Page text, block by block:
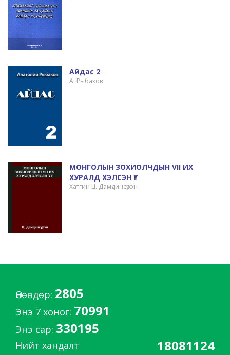
Айдас 2
А. Рыбаков
МОНГОЛЫН ЗОХИОЛЧДЫН VII ИХ
ХУРАЛД ХЭЛСЭН ҮГ
Хатгин Ц. Дамдинсүрэн
Өнөөдөр: 2805
Энэ 7 хоног: 70991
Энэ сар: 330195
Нийт хандалт 18081124